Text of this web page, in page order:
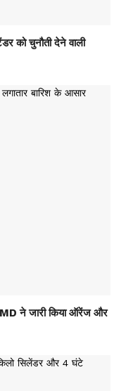
को चुनौती देने वाली
ने जारी किया ऑरेंज और